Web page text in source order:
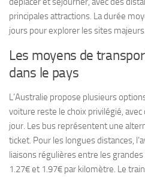
principales attractions. La durée
jours pour explorer les sites majeurs.
Les moyens de
dans le pays
L’Australie propose plusieurs
voiture reste le choix privilégié,
jour. Les bus représentent une
ticket. Pour les longues distances,
liaisons régulières entre les
1.27€ et 1.97€ par kilomètre. Le